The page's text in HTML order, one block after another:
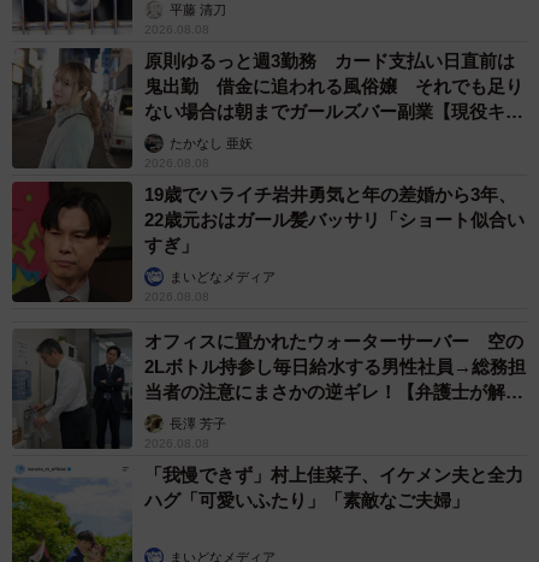
平藤 清刀
2026.08.08
原則ゆるっと週3勤務 カード支払い日直前は
鬼出勤 借金に追われる風俗嬢 それでも足り
ない場合は朝までガールズバー副業【現役キャ
ストに取材】
たかなし 亜妖
2026.08.08
19歳でハライチ岩井勇気と年の差婚から3年、
22歳元おはガール髪バッサリ「ショート似合い
すぎ」
まいどなメディア
2026.08.08
オフィスに置かれたウォーターサーバー 空の
2Lボトル持参し毎日給水する男性社員→総務担
当者の注意にまさかの逆ギレ！【弁護士が解
説】長澤 芳子
2026.08.08
「我慢できず」村上佳菜子、イケメン夫と全力
ハグ「可愛いふたり」「素敵なご夫婦」
まいどなメディア